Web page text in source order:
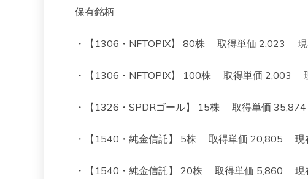
保有銘柄
・【1306・NFTOPIX】 80株 取得単価 2,023
・【1306・NFTOPIX】 100株 取得単価 2,003
・【1326・SPDRゴール】 15株 取得単価
・【1540・純金信託】 5株 取得単価 20,805 現
・【1540・純金信託】 20株 取得単価 5,860